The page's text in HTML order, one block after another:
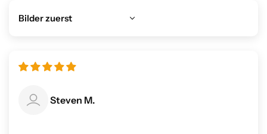
Sort by
Steven M.